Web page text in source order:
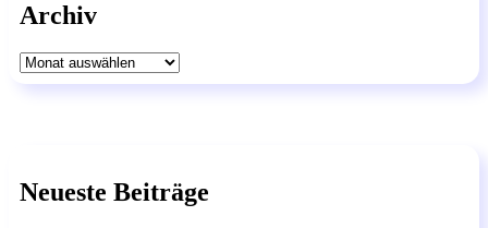
Archiv
Archiv
Neueste Beiträge